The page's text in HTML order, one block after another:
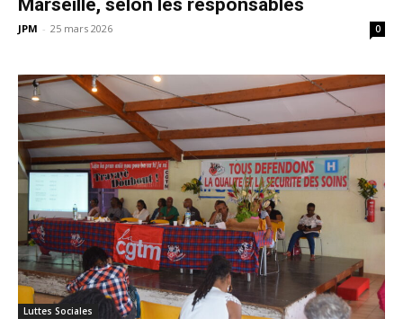
JPM - 25 mars 2026 0
Luttes Sociales